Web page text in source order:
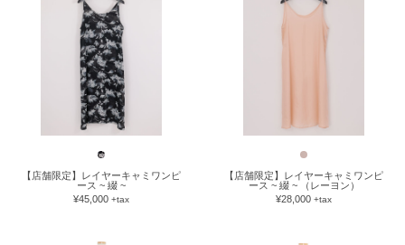
【店舗限定】レイヤーキャミワンピ
ース ~ 綴 ~
¥45,000 +tax
【店舗限定】レイヤーキャミワンピ
ース ~ 綴 ~ （レーヨン）
¥28,000 +tax